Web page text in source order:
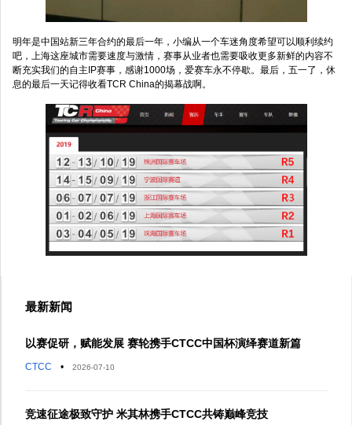
明年是中国站新三年合约的最后一年，小编从一个车迷角度希望可以顺利续约
吧，上海这座城市需要速度与激情，赛事从业者也需要吸收更多新鲜的内容不
断充实我们的自主IP赛事，感谢1000场，爱赛车永不停歇。最后，五一了，休
息的最后一天记得收看TCR China的揭幕战啊。
最新新闻
以赛促研，赋能发展 赛轮携手CTCC中国杯演绎赛道新篇
CTCC • 2026-07-10
竞速征途极致守护 米其林携手CTCC共铸巅峰竞技